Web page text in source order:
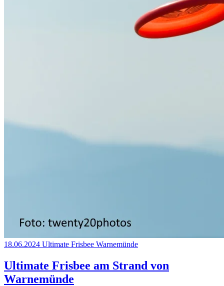
18.06.2024 Ultimate Frisbee Warnemünde
Ultimate Frisbee am Strand von
Warnemünde